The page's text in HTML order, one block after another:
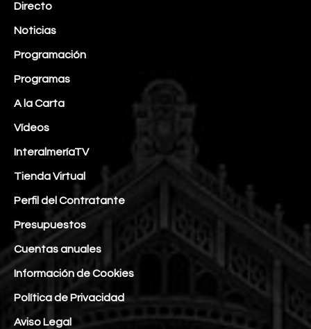
Directo
Noticias
Programación
Programas
A la Carta
Vídeos
InteralmeríaTV
Tienda Virtual
Perfil del Contratante
Presupuestos
Cuentas anuales
Información de Cookies
Política de Privacidad
Aviso Legal